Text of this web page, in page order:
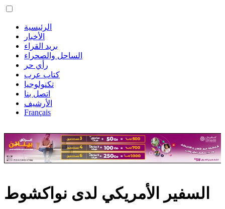
الرئيسية
الأخبار
بريد القراء
الساحل والصحراء
رأي حر
كتاب عرب
تكنولوجيا
اتصل بنا
الأرشيف
Français
السفير الأمريكي لدى نواكشوط